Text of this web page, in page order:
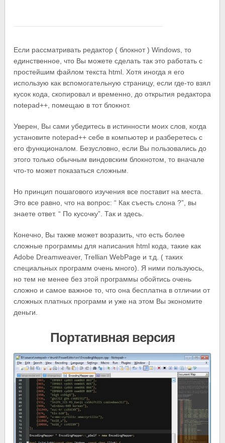
Если рассматривать редактор ( блокнот ) Windows, то
единственное, что Вы можете сделать так это работать с
простейшим файлом текста html. Хотя иногда я его
использую как вспомогательную страницу, если где-то взял
кусок кода, скопировал и временно, до открытия редактора
notepad++, помещаю в тот блокнот.
Уверен, Вы сами убедитесь в истинности моих слов, когда
установите notepad++ себе в компьютер и разберетесь с
его функционалом. Безусловно, если Вы пользовались до
этого только обычным виндовским блокнотом, то вначале
что-то может показаться сложным.
Но принцип пошагового изучения все поставит на места.
Это все равно, что на вопрос: “ Как съесть слона ?”, вы
знаете ответ. “ По кусочку”. Так и здесь.
Конечно, Вы также может возразить, что есть более
сложные программы для написания html кода, такие как
Adobe Dreamweaver, Trellian WebPage и т.д. ( таких
специальных программ очень много). Я ними пользуюсь,
но тем не менее без этой программы обойтись очень
сложно и самое важное то, что она бесплатна в отличии от
сложных платных программ и уже на этом Вы экономите
деньги.
Портативная версия